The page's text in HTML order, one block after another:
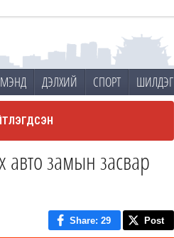
МЭНД ДЭЛХИЙ СПОРТ ШИЛДЭГ
авто замын засвар
Share: 29 Post